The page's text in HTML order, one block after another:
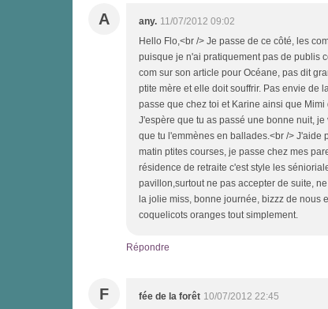
A any. 11/07/2012 09:02
Hello Flo,<br /> Je passe de ce côté, les
puisque je n'ai pratiquement pas de publis
com sur son article pour Océane, pas dit
ptite mère et elle doit souffrir. Pas envie de
passe que chez toi et Karine ainsi que
J'espère que tu as passé une bonne nuit,
que tu l'emmènes en ballades.<br /> J'aide
matin ptites courses, je passe chez mes
résidence de retraite c'est style les
pavillon,surtout ne pas accepter de suite,
la jolie miss, bonne journée, bizzz de nous
coquelicots oranges tout simplement.
Répondre
F fée de la forêt 10/07/2012 22:45